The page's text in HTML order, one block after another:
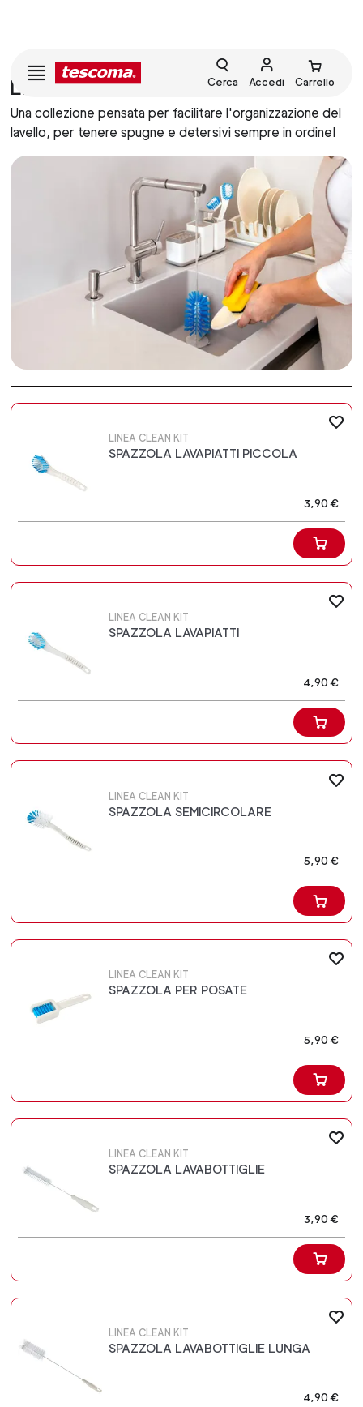
Cerca Accedi Carrello
LINEA CLEAN KIT
Una collezione pensata per facilitare l'organizzazione del
lavello, per tenere spugne e detersivi sempre in ordine!
LINEA CLEAN KIT
SPAZZOLA LAVAPIATTI PICCOLA
3,90 €
LINEA CLEAN KIT
SPAZZOLA LAVAPIATTI
4,90 €
LINEA CLEAN KIT
SPAZZOLA SEMICIRCOLARE
5,90 €
LINEA CLEAN KIT
SPAZZOLA PER POSATE
5,90 €
LINEA CLEAN KIT
SPAZZOLA LAVABOTTIGLIE
3,90 €
LINEA CLEAN KIT
SPAZZOLA LAVABOTTIGLIE LUNGA
4,90 €